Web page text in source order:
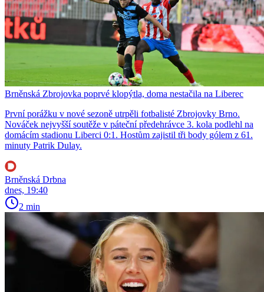
Brněnská Zbrojovka poprvé klopýtla, doma nestačila na Liberec
První porážku v nové sezoně utrpěli fotbalisté Zbrojovky Brno.
Nováček nejvyšší soutěže v páteční předehrávce 3. kola podlehl na
domácím stadionu Liberci 0:1. Hostům zajistil tři body gólem z 61.
minuty Patrik Dulay.
Brněnská Drbna
dnes, 19:40
2 min